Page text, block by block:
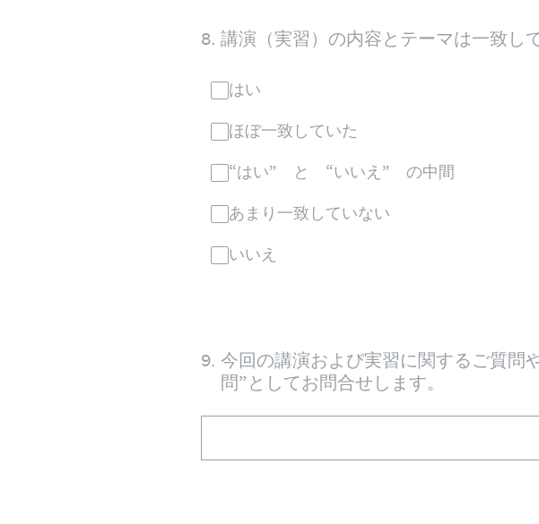
8. 講演（実習）の内容とテーマは一致し
はい
ほぼ一致していた
“はい” と “いいえ” の中間
あまり一致していない
いいえ
9. 今回の講演および実習に関するご質問
問”としてお問合せします。